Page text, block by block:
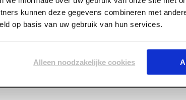
kunnen deze gegevens combineren met
op basis van uw gebruik van hun services.
Alleen noodzakelijke cookies